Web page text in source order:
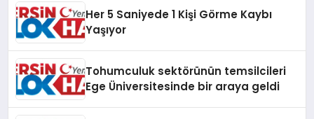
Her 5 Saniyede 1 Kişi Görme Kaybı
Yaşıyor
Tohumculuk sektörünün temsilcileri
Ege Üniversitesinde bir araya geldi